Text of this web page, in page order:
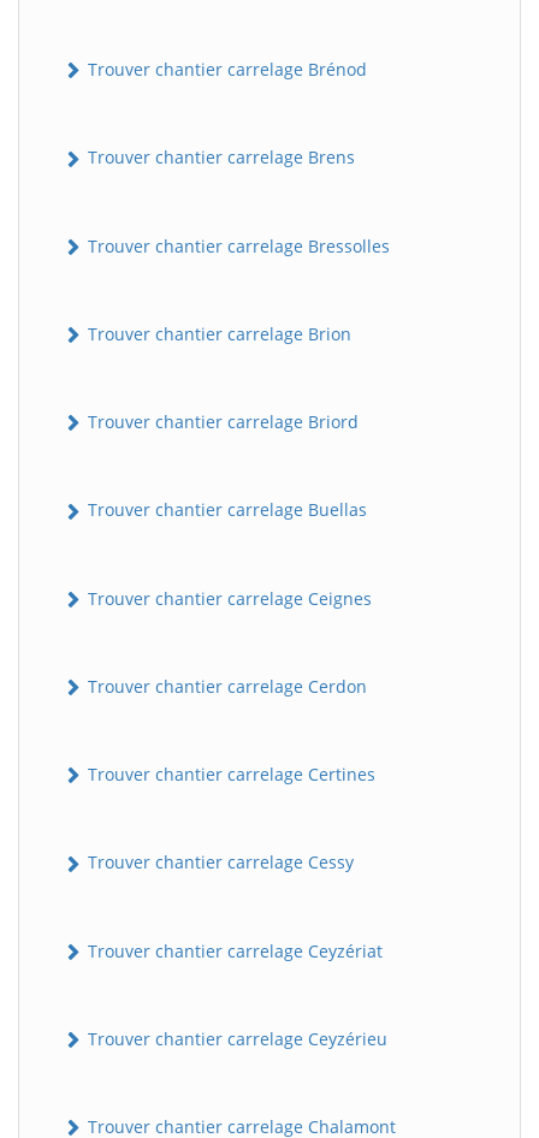
Trouver chantier carrelage Brénod
Trouver chantier carrelage Brens
Trouver chantier carrelage Bressolles
Trouver chantier carrelage Brion
Trouver chantier carrelage Briord
Trouver chantier carrelage Buellas
Trouver chantier carrelage Ceignes
Trouver chantier carrelage Cerdon
Trouver chantier carrelage Certines
Trouver chantier carrelage Cessy
Trouver chantier carrelage Ceyzériat
Trouver chantier carrelage Ceyzérieu
Trouver chantier carrelage Chalamont